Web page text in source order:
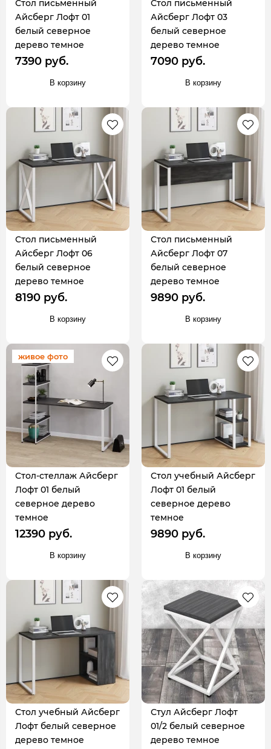
Стол письменный
Айсберг Лофт 01
белый северное
дерево темное
7390 руб.
В корзину
Стол письменный
Айсберг Лофт 03
белый северное
дерево темное
7090 руб.
В корзину
Стол письменный
Айсберг Лофт 06
белый северное
дерево темное
8190 руб.
В корзину
Стол письменный
Айсберг Лофт 07
белый северное
дерево темное
9890 руб.
В корзину
живое фото
Стол-стеллаж Айсберг
Лофт 01 белый
северное дерево
темное
12390 руб.
В корзину
Стол учебный Айсберг
Лофт 01 белый
северное дерево
темное
9890 руб.
В корзину
Стол учебный Айсберг
Лофт белый северное
дерево темное
Стул Айсберг Лофт
01/2 белый северное
дерево темное